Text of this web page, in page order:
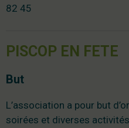
82 45
PISCOP EN FETE
But
L’association a pour but
soirées et diverses